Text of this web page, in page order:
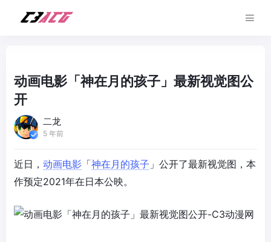
动画电影「神在月的孩子」最新视觉图公
开
二龙
5 年前
近日， 动画电影 「神在月的孩子 」公开了最新视觉图，本
作预定2021年在日本公映。